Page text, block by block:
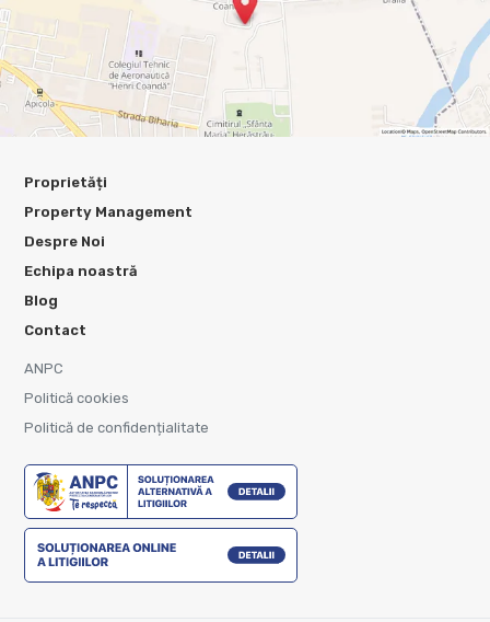
Proprietăți
Property Management
Despre Noi
Echipa noastră
Blog
Contact
ANPC
Politică cookies
Politică de confidențialitate